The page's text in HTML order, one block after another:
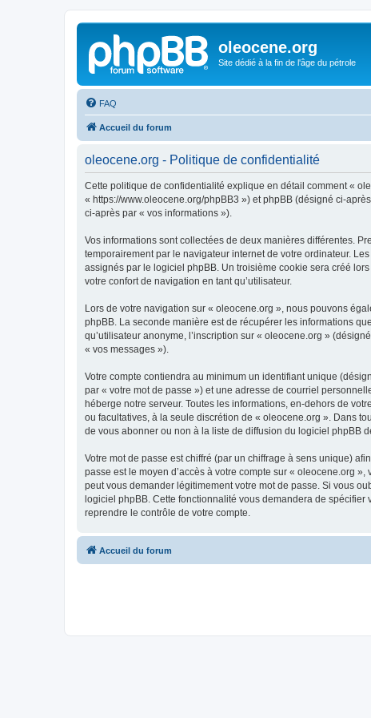
oleocene.org
Site dédié à la fin de l'âge du pétrole
FAQ
Accueil du forum
oleocene.org - Politique de confidentialité
Cette politique de confidentialité explique en détail comment «
« https://www.oleocene.org/phpBB3 ») et phpBB (désigné ci-
ci-après par « vos informations »).
Vos informations sont collectées de deux manières différentes.
temporairement par le navigateur internet de votre ordinateur.
assignés par le logiciel phpBB. Un troisième cookie sera créé
votre confort de navigation en tant qu’utilisateur.
Lors de votre navigation sur « oleocene.org », nous pouvons
phpBB. La seconde manière est de récupérer les informations
qu’utilisateur anonyme, l’inscription sur « oleocene.org »
« vos messages »).
Votre compte contiendra au minimum un identifiant unique
par « votre mot de passe ») et une adresse de courriel
héberge notre serveur. Toutes les informations, en-dehors de
ou facultatives, à la seule discrétion de « oleocene.org ». Dans
de vous abonner ou non à la liste de diffusion du logiciel phpBB
Votre mot de passe est chiffré (par un chiffrage à sens unique)
passe est le moyen d’accès à votre compte sur « oleocene.org
peut vous demander légitimement votre mot de passe. Si vous
logiciel phpBB. Cette fonctionnalité vous demandera de
reprendre le contrôle de votre compte.
Accueil du forum